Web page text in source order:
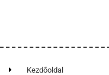
Kezdőoldal